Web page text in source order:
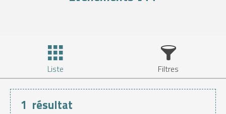
Liste Filtres
1 résultat